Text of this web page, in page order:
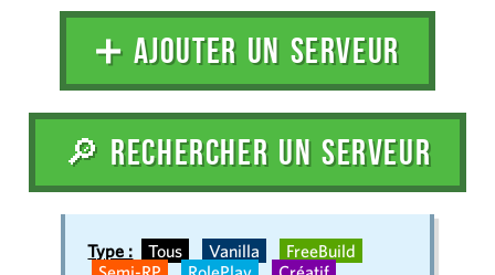
➕ AJOUTER UN SERVEUR
🔎 RECHERCHER UN SERVEUR
Type : Tous Vanilla
FreeBuild